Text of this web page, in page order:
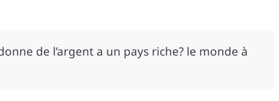
de l’argent a un pays riche? le monde à